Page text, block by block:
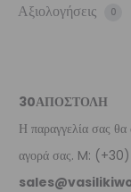
Αξιολογήσεις 0
30ΑΠΟΣΤΟΛΗ
Η παραγγελία σας
αγορά σας. M: (+30)